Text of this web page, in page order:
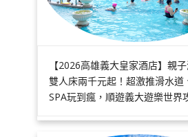
【2026高雄義大皇家酒店】親
雙人床兩千元起！超激推滑水道
SPA玩到瘋，順遊義大遊樂世界